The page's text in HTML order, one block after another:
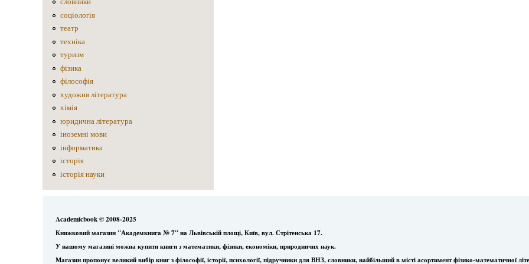
соціологія
театр
техніка
туризм
фізика
філософія
художня література
хімія
юридична література
іноземні мови
інформатика
історія
історія науки
Academicbook © 2008-2025
Книжковий магазин "Академкнига № 7" на Львівській площі, Київ, вул. Стрітенська 17.
У нашому магазині можна купити книги з математики, фізики, економіки, природничих наук.
Магазин пропонує великий вибір книг з філософії, історії, психології, підручники для ВНЗ, словники, найбільший в місті асортимент фізико-математичної